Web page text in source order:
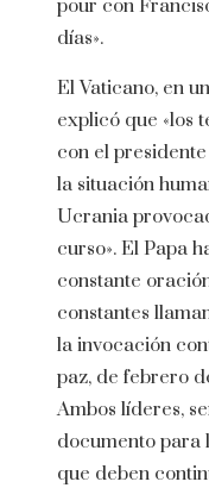
pour con
días».
El Vaticano, en
explicó que «los
con el
la situación
Ucrania
curso». El Papa
constante
constantes
la invocación
paz, de febrero
Ambos líderes,
documento para
que deben